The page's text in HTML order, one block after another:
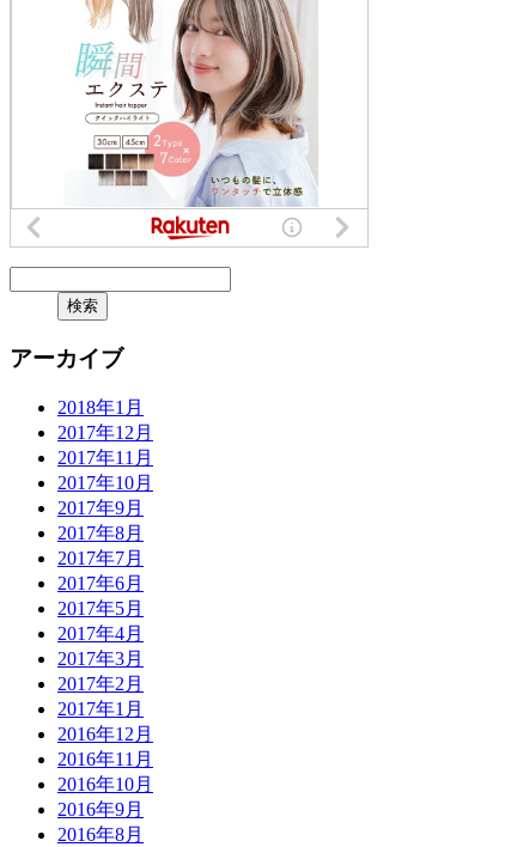
アーカイブ
2018年1月
2017年12月
2017年11月
2017年10月
2017年9月
2017年8月
2017年7月
2017年6月
2017年5月
2017年4月
2017年3月
2017年2月
2017年1月
2016年12月
2016年11月
2016年10月
2016年9月
2016年8月